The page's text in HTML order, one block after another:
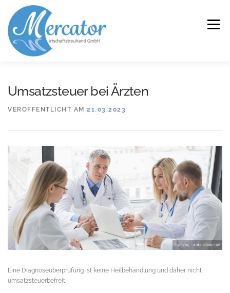
Inhalt
springen
Menü
KARRIERE
Umsatzsteuer bei Ärzten
VERÖFFENTLICHT AM 21.03.2023
Eine Diagnoseüberprüfung ist keine Heilbehandlung und daher nicht
umsatzsteuerbefreit.